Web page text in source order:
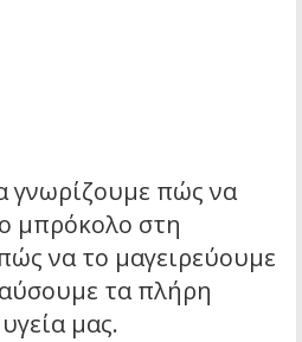
γνωρίζουμε πώς να
μπρόκολο στη
να το μαγειρεύουμε
τα πλήρη
μας.